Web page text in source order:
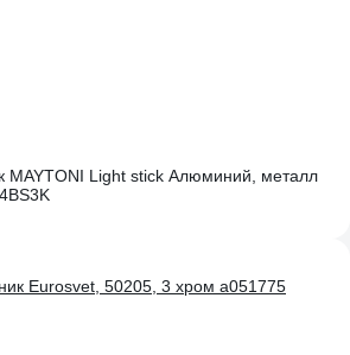
MAYTONI Light stick Алюминий, металл